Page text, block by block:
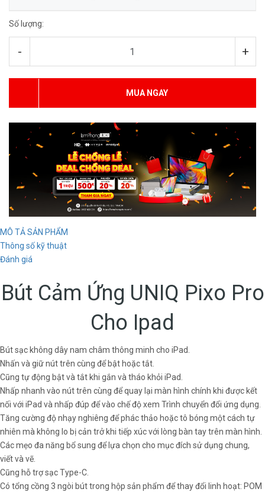
Số lượng:
- +
MUA NGAY
MÔ TẢ SẢN PHẨM
Thông số kỹ thuật
Đánh giá
Bút Cảm Ứng UNIQ Pixo Pro
Cho Ipad
Bút sạc không dây nam châm thông minh cho iPad.
Nhấn và giữ nút trên cùng để bật hoặc tắt.
Cũng tự động bật và tắt khi gắn và tháo khỏi iPad.
Nhấp nhanh vào nút trên cùng để quay lại màn hình chính khi được kết
nối với iPad và nhấp đúp để vào chế độ xem Trình chuyển đổi ứng dụng.
Tăng cường độ nhạy nghiêng để phác thảo hoặc tô bóng một cách tự
nhiên mà không lo bị cản trở khi tiếp xúc với lòng bàn tay trên màn hình.
Các mẹo đa năng bổ sung để lựa chọn cho mục đích sử dụng chung,
viết và vẽ.
Cũng hỗ trợ sạc Type-C.
Có tổng cồng 3 ngòi bút trong hộp sản phẩm để thay đổi linh hoạt: POM